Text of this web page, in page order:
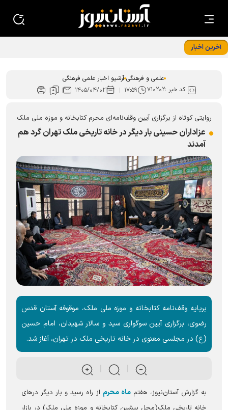
آخرین اخبار
علمی و فرهنگی آرشیو اخبار علمی فرهنگی
کد خبر :۷۱۰۲۰۲ ۱۷:۵۹ ۱۴۰۵/۰۴/۰۲
روایتی کوتاه از برگزاری آیین وقف‌نامه‌ای محرم کتابخانه و موزه ملی ملک
عزاداران حسینی بار دیگر در خانه تاریخی ملک تهران گرد هم
آمدند
برپایه وقف‌نامه کتابخانه و موزه ملی ملک، موقوفه آستان قدس
رضوی، برگزاری آیین سوگواری سید و سالار شهیدان، امام حسین
(ع) در مجلسی معنوی در خانه تاریخی ملک در تهران، آغاز شد.
به گزارش آستان‌نیوز، هفتمماه محرم از راه رسید و بار دیگر درهای